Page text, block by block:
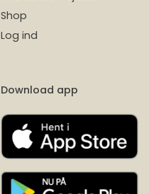
Shop
Log ind
Download app